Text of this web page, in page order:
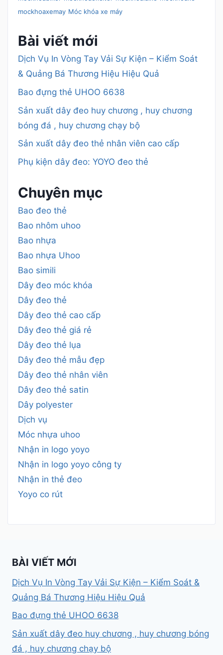
mockhoaxemay Móc khóa xe máy
Bài viết mới
Dịch Vụ In Vòng Tay Vải Sự Kiện – Kiểm Soát
& Quảng Bá Thương Hiệu Hiệu Quả
Bao đựng thẻ UHOO 6638
Sản xuất dây đeo huy chương , huy chương
bóng đá , huy chương chạy bộ
Sản xuất dây đeo thẻ nhân viên cao cấp
Phụ kiện dây đeo: YOYO đeo thẻ
Chuyên mục
Bao đeo thẻ
Bao nhôm uhoo
Bao nhựa
Bao nhựa Uhoo
Bao simili
Dây đeo móc khóa
Dây đeo thẻ
Dây đeo thẻ cao cấp
Dây đeo thẻ giá rẻ
Dây đeo thẻ lụa
Dây đeo thẻ mẫu đẹp
Dây đeo thẻ nhân viên
Dây đeo thẻ satin
Dây polyester
Dịch vụ
Móc nhựa uhoo
Nhận in logo yoyo
Nhận in logo yoyo công ty
Nhận in thẻ đeo
Yoyo co rút
BÀI VIẾT MỚI
Dịch Vụ In Vòng Tay Vải Sự Kiện – Kiểm Soát &
Quảng Bá Thương Hiệu Hiệu Quả
Bao đựng thẻ UHOO 6638
Sản xuất dây đeo huy chương , huy chương bóng
đá , huy chương chạy bộ